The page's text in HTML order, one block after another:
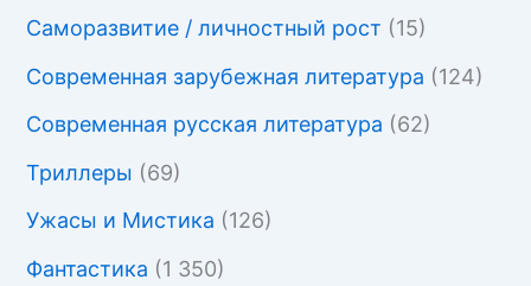
Саморазвитие / личностный рост (15)
Современная зарубежная литература (124)
Современная русская литература (62)
Триллеры (69)
Ужасы и Мистика (126)
Фантастика (1 350)